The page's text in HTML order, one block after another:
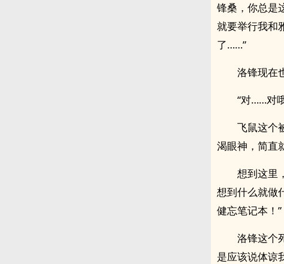
锋桑，你总是
就要举行我和
了……”
洛锋现在
“对……对
飞鼠这个
渴眼神，简直
想到这里
想到什么就做
健忘笔记本！”
洛锋这个
是应该说体谅